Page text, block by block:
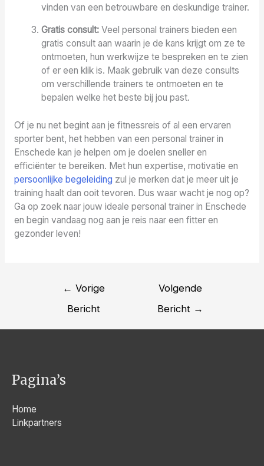
vinden van een betrouwbare en deskundige trainer.
Gratis consult: Veel personal trainers bieden een
gratis consult aan waarin je de kans krijgt om ze te
ontmoeten, hun werkwijze te bespreken en te zien
of er een klik is. Maak gebruik van deze consults
om verschillende trainers te ontmoeten en te
bepalen welke het beste bij jou past.
Of je nu net begint aan je fitnessreis of al een ervaren
sporter bent, het hebben van een personal trainer in
Enschede kan je helpen om je doelen sneller en
efficiënter te bereiken. Met hun expertise, motivatie en
persoonlijke begeleiding zul je merken dat je meer uit je
training haalt dan ooit tevoren. Dus waar wacht je nog op?
Ga op zoek naar jouw ideale personal trainer in Enschede
en begin vandaag nog aan je reis naar een fitter en
gezonder leven!
Bericht
navigatie
← Vorige
Bericht
Volgende
Bericht →
Pagina’s
Home
Linkpartners